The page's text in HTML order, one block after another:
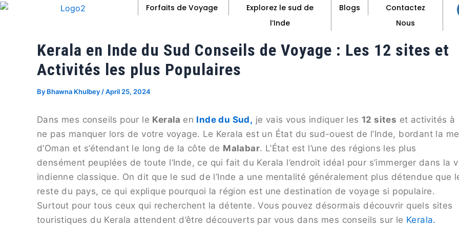
Skip
Forfaits de Voyage
Explorez le sud de
l’Inde
Blogs
Contactez
Nous
Kerala en Inde du Sud Conseils de Voyage : Les 12 sites et
Activités les plus Populaires
By Bhawna Khulbey /April 25, 2024
Dans mes conseils pour le Kerala en Inde du Sud, je vais vous indiquer les 12 sites et activités à
ne pas manquer lors de votre voyage. Le Kerala est un État du sud-ouest de l’Inde, bordant la
d’Oman et s’étendant le long de la côte de Malabar. L’État est l’une des régions les plus
densément peuplées de toute l’Inde, ce qui fait du Kerala l’endroit idéal pour s’immerger dans la
indienne classique. On dit que le sud de l’Inde a une mentalité généralement plus détendue que
reste du pays, ce qui explique pourquoi la région est une destination de voyage si populaire.
Surtout pour tous ceux qui recherchent la détente. Vous pouvez désormais découvrir quels sites
touristiques du Kerala attendent d’être découverts par vous dans mes conseils sur le Kerala.